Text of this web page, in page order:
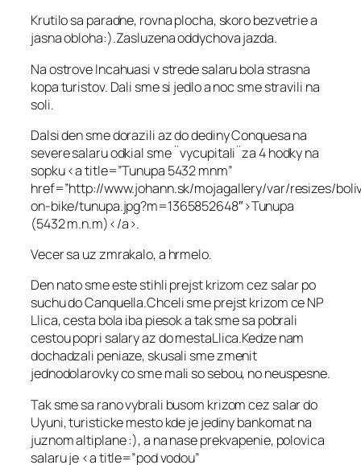
Krutilo sa paradne, rovna plocha, skoro bezvetrie a
jasna obloha:).Zasluzena oddychova jazda.
Na ostrove Incahuasi v strede salaru bola strasna
kopa turistov. Dali sme si jedlo a noc sme stravili na
soli.
Dalsi den sme dorazili az do dediny Conquesa na
severe salaru odkial sme ¨vycupitali¨za 4 hodky na
sopku <a title=”Tunupa 5432 mnm”
href=”http://www.johann.sk/mojagallery/var/resizes/
on-bike/tunupa.jpg?m=1365852648″>Tunupa
(5432 m.n.m)</a>.
Vecer sa uz zmrakalo, a hrmelo.
Den nato sme este stihli prejst krizom cez salar po
suchu do Canquella.Chceli sme prejst krizom ce NP
Llica, cesta bola iba piesok a tak sme sa pobrali
cestou popri salary az do mestaLlica.Kedze nam
dochadzali peniaze, skusali sme zmenit
jednodolarovky co sme mali so sebou, no neuspesne.
Tak sme sa rano vybrali busom krizom cez salar do
Uyuni, turisticke mesto kde je jediny bankomat na
juznom altiplane :), a na nase prekvapenie, polovica
salaru je <a title=”pod vodou”